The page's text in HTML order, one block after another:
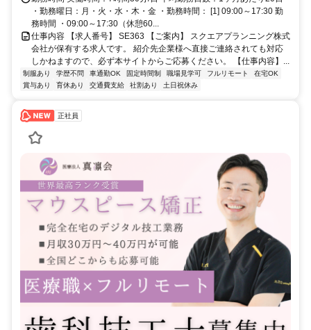
・勤務曜日：月・火・水・木・金 ・勤務時間： [1] 09:00～17:30 勤
務時間 ・09:00～17:30（休憩60...
仕事内容 【求人番号】 SE363 【ご案内】 スクエアプランニング株式
会社が保有する求人です。 紹介先企業様へ直接ご連絡されても対応
しかねますので、必ず本サイトからご応募ください。 【仕事内容】...
制服あり 学歴不問 車通勤OK 固定時間制 職場見学可 フルリモート
在宅OK
賞与あり
育休あり 交通費支給 社割あり 土日祝休み
正社員